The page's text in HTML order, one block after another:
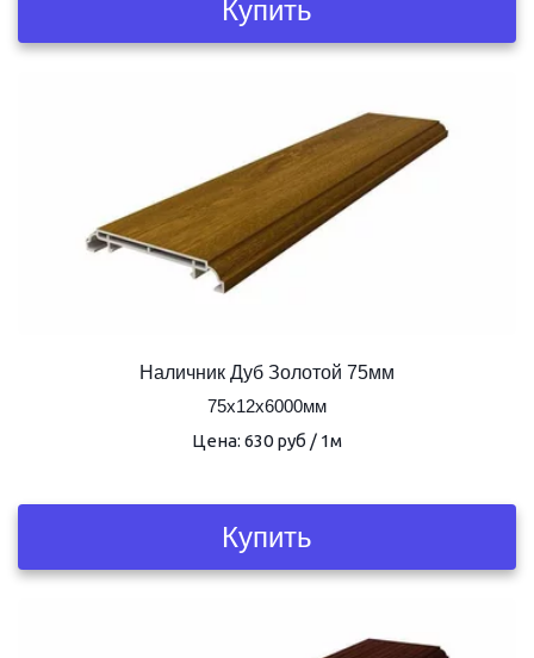
Купить
Наличник Дуб Золотой 75мм
75х12х6000мм
Цена: 630 руб / 1м
Купить